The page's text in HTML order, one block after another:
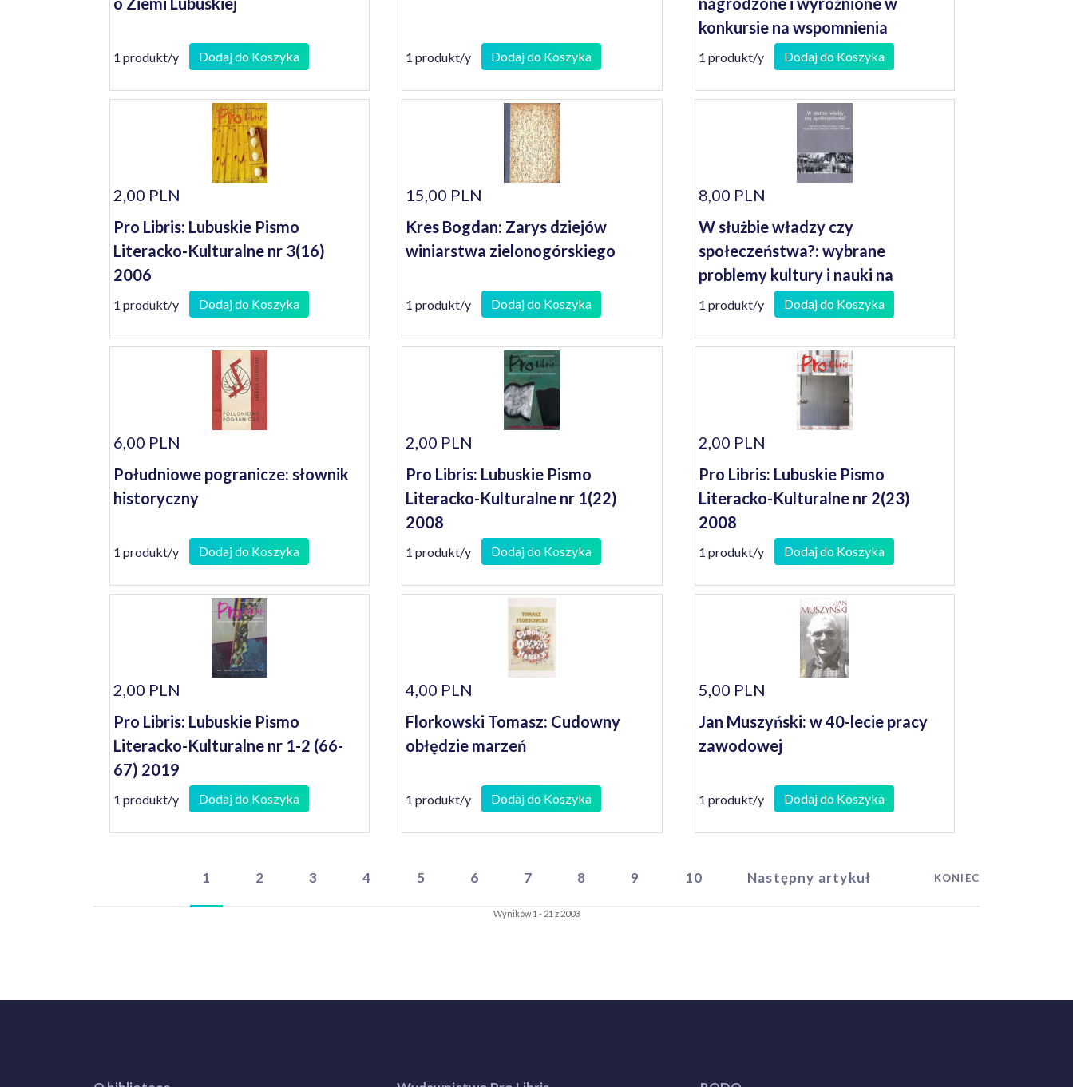
1 produkt/y Dodaj do Koszyka 1 produkt/y Dodaj do Koszyka
konkursie na wspomnienia
seniorów
1 produkt/y Dodaj do Koszyka
2,00 PLN
Pro Libris: Lubuskie Pismo
Literacko-Kulturalne nr 3(16)
2006
1 produkt/y Dodaj do Koszyka
15,00 PLN
Kres Bogdan: Zarys dziejów
winiarstwa zielonogórskiego
1 produkt/y Dodaj do Koszyka
8,00 PLN
W służbie władzy czy
społeczeństwa?: wybrane
problemy kultury i nauki na
Środkowym Nadodrzu w latach
1945-1989
1 produkt/y Dodaj do Koszyka
6,00 PLN
Południowe pogranicze: słownik
historyczny
1 produkt/y Dodaj do Koszyka
2,00 PLN
Pro Libris: Lubuskie Pismo
Literacko-Kulturalne nr 1(22)
2008
1 produkt/y Dodaj do Koszyka
2,00 PLN
Pro Libris: Lubuskie Pismo
Literacko-Kulturalne nr 2(23)
2008
1 produkt/y Dodaj do Koszyka
2,00 PLN
Pro Libris: Lubuskie Pismo
Literacko-Kulturalne nr 1-2 (66-
67) 2019
1 produkt/y Dodaj do Koszyka
4,00 PLN
Florkowski Tomasz: Cudowny
obłędzie marzeń
1 produkt/y Dodaj do Koszyka
5,00 PLN
Jan Muszyński: w 40-lecie pracy
zawodowej
1 produkt/y Dodaj do Koszyka
1 2 3 4 5 6 7 8 9 10 Następny artykuł KONIEC
Wyników 1 - 21 z 2003